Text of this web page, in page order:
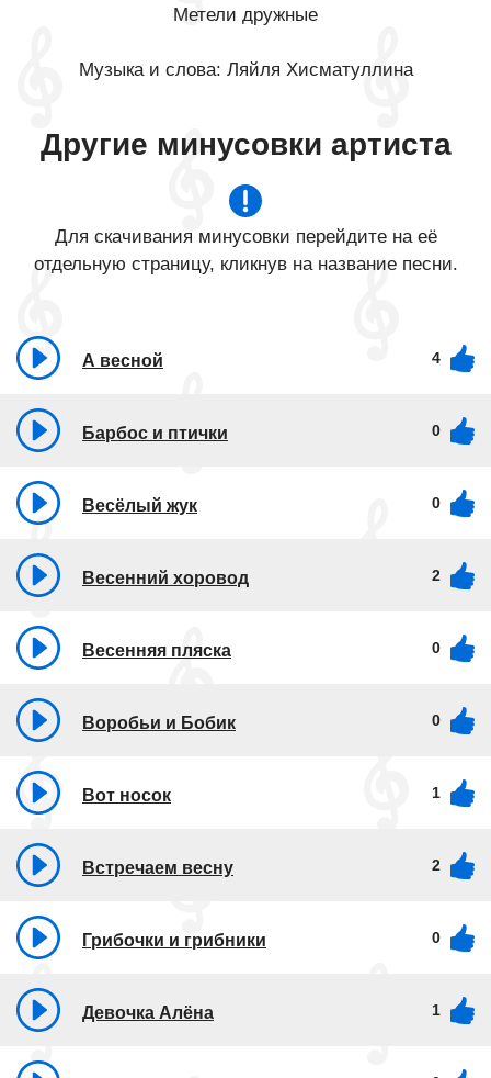
Метели дружные
Музыка и слова: Ляйля Хисматуллина
Другие минусовки артиста
Для скачивания минусовки перейдите на её
отдельную страницу, кликнув на название песни.
А весной 4
Барбос и птички 0
Весёлый жук 0
Весенний хоровод 2
Весенняя пляска 0
Воробьи и Бобик 0
Вот носок 1
Встречаем весну 2
Грибочки и грибники 0
Девочка Алёна 1